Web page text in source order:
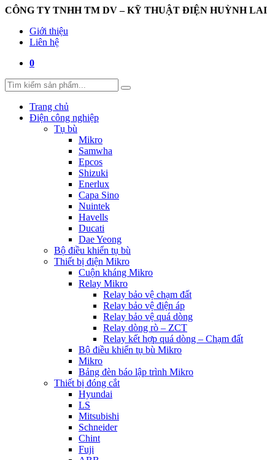
CÔNG TY TNHH TM DV – KỸ THUẬT ĐIỆN HUỲNH LAI
Giới thiệu
Liên hệ
0
Trang chủ
Điện công nghiệp
Tụ bù
Mikro
Samwha
Epcos
Shizuki
Enerlux
Capa Sino
Nuintek
Havells
Ducati
Dae Yeong
Bộ điều khiển tụ bù
Thiết bị điện Mikro
Cuộn kháng Mikro
Relay Mikro
Relay bảo vệ chạm đất
Relay bảo vệ điện áp
Relay bảo vệ quá dòng
Relay dòng rò – ZCT
Relay kết hợp quá dòng – Chạm đất
Bộ điều khiển tụ bù Mikro
Mikro
Bảng đèn báo lập trình Mikro
Thiết bị đóng cắt
Hyundai
LS
Mitsubishi
Schneider
Chint
Fuji